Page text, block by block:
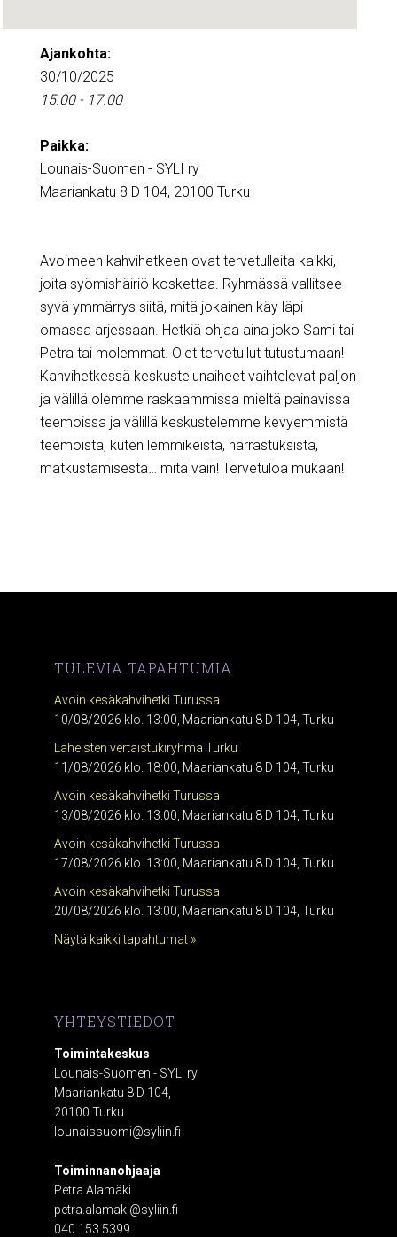
Ajankohta:
30/10/2025
15.00 - 17.00
Paikka:
Lounais-Suomen - SYLI ry
Maariankatu 8 D 104, 20100 Turku
Avoimeen kahvihetkeen ovat tervetulleita kaikki,
joita syömishäiriö koskettaa. Ryhmässä vallitsee
syvä ymmärrys siitä, mitä jokainen käy läpi
omassa arjessaan. Hetkiä ohjaa aina joko Sami tai
Petra tai molemmat. Olet tervetullut tutustumaan!
Kahvihetkessä keskustelunaiheet vaihtelevat paljon
ja välillä olemme raskaammissa mieltä painavissa
teemoissa ja välillä keskustelemme kevyemmistä
teemoista, kuten lemmikeistä, harrastuksista,
matkustamisesta… mitä vain! Tervetuloa mukaan!
TULEVIA TAPAHTUMIA
Avoin kesäkahvihetki Turussa
10/08/2026 klo. 13:00, Maariankatu 8 D 104, Turku
Läheisten vertaistukiryhmä Turku
11/08/2026 klo. 18:00, Maariankatu 8 D 104, Turku
Avoin kesäkahvihetki Turussa
13/08/2026 klo. 13:00, Maariankatu 8 D 104, Turku
Avoin kesäkahvihetki Turussa
17/08/2026 klo. 13:00, Maariankatu 8 D 104, Turku
Avoin kesäkahvihetki Turussa
20/08/2026 klo. 13:00, Maariankatu 8 D 104, Turku
Näytä kaikki tapahtumat »
YHTEYSTIEDOT
Toimintakeskus
Lounais-Suomen - SYLI ry
Maariankatu 8 D 104,
20100 Turku
lounaissuomi@syliin.fi
Toiminnanohjaaja
Petra Alamäki
petra.alamaki@syliin.fi
040 153 5399